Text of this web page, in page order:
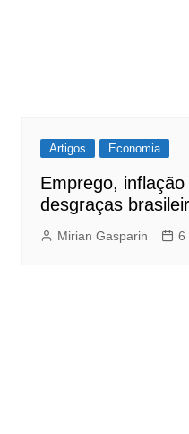
Artigos Economia
Emprego,
desgraças
Mirian Gasparin 6